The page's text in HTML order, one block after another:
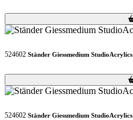
Loading...
Loading...
524602 Ständer Giessmedium StudioAcrylics
Loading...
Loading...
524602 Ständer Giessmedium StudioAcrylics